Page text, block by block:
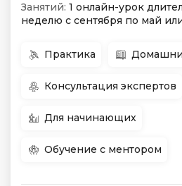
Занятий: 1 онлайн-урок
неделю с сентября по май
Практика
Консультация экспертов
Для начинающих
Обучение с ментором